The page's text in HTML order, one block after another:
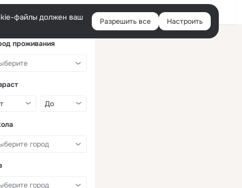
Войти
файлы должен ваш
Разрешить все Настроить
проживания